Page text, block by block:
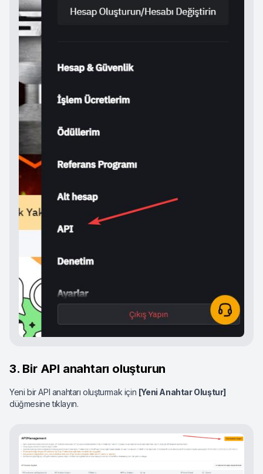
3. Bir API anahtarı oluşturun
Yeni bir API anahtarı oluşturmak için [Yeni Anahtar Oluştur]
düğmesine tıklayın.